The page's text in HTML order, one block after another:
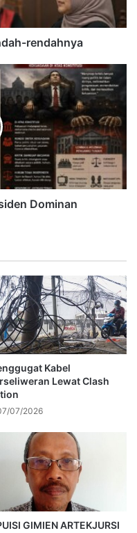
rendahnya
Dominan
Kabel
Lewat Clash
07/2026
GIMIEN ARTEKJURSI